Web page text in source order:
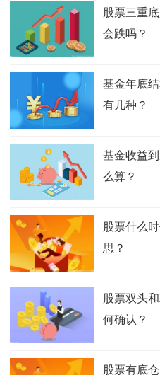
股票三重
会跌吗？
基金年底
有几种？
基金收益
么算？
股票什么
思？
股票双头
何确认？
股票有底